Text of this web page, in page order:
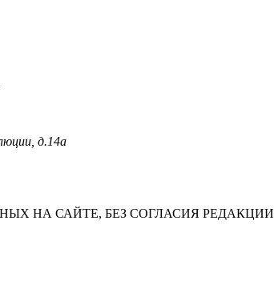
д.14а
НА САЙТЕ, БЕЗ СОГЛАСИЯ РЕДАКЦИИ